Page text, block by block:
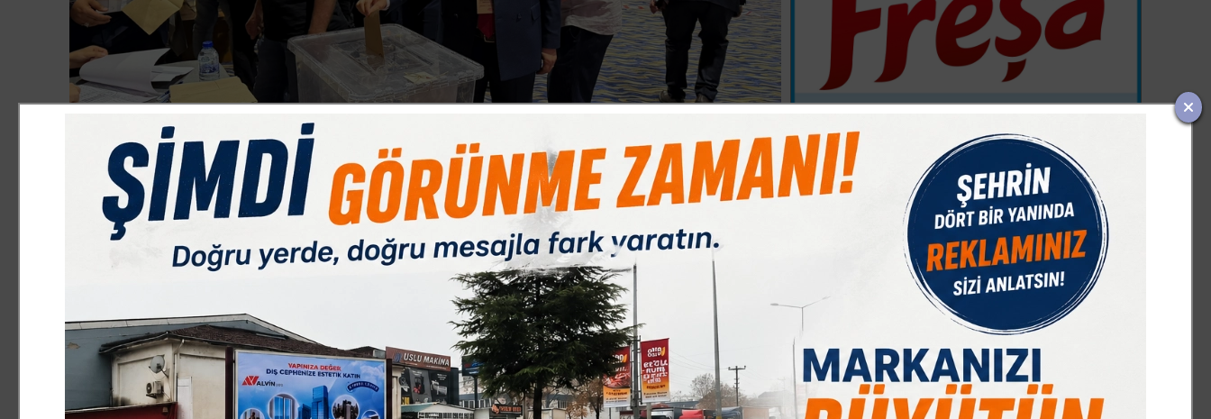
GÜNCEL 7.06.2026 17:19:00 0
Paylas Paylas Paylas
Yain Altuntepe yaptıpı açıklamada,Türkiye Ağaç İşleri Esnaf ve Sanatkârları Federasyonumuzun Genel Kurulu’nu büyük
bir birlik ve beraberlik içerisinde başarıyla tamamlamış bulunuyoruz.Genel Kurul sonucunda, Genel Başkanımız
Hüseyin Taklacı’nın liderliğinde oluşan yönetim kadrosunda yer almaktan büyük bir onur ve gurur duyuyorum. Şahsımı
Federasyon Yönetim Kurulu üyeliğine layık gören, güven ve desteklerini esirgemeyen Genel Başkanımız Hüseyin
Taklacı’ya teşekkürlerimi sunuyorum.
DOLAR
47,70
EURO
55,03
% 0,04
GRAM ALTIN
6620,43
% 1,98
Ç. ALTIN
10561,04
% 1,31